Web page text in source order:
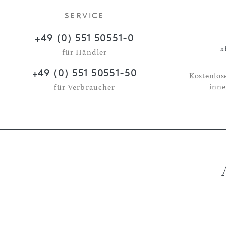
SERVICE
+49 (0) 551 50551-0
für Händler
+49 (0) 551 50551-50
für Verbraucher